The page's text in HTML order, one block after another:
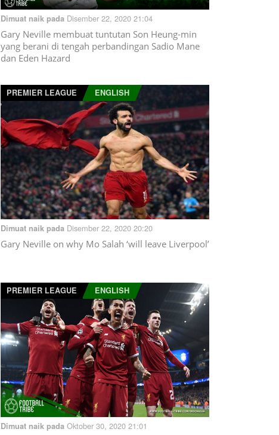
Dimuat naik pada Disember 22, 2020 21:04
Gary Neville membuat tuntutan Son Heung-min
yang berani di tengah perbandingan Sadio Mane
dan Eden Hazard
PREMIER LEAGUE ENGLISH
Dimuat naik pada Disember 22, 2020 20:20
Gary Neville on why Mo Salah ‘will leave Liverpool’
PREMIER LEAGUE ENGLISH
Dimuat naik pada Oktober 30, 2020 21:01